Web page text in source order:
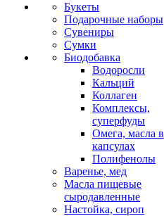
Букеты
Подарочные наборы
Сувениры
Сумки
Биодобавка
Водоросли
Кальций
Коллаген
Комплексы,
суперфуды
Омега, масла в
капсулах
Полифенолы
Варенье, мед
Масла пищевые
сыродавленные
Настойка, сироп